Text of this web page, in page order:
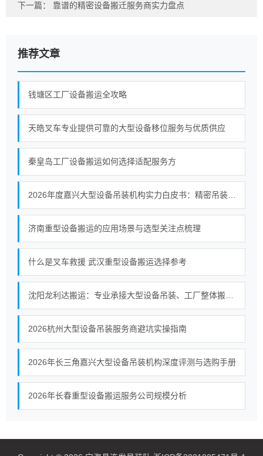
下一篇： 靠谱的精密设备搬迁服务商实力盘点
推荐文章
钱塘区工厂设备搬运全攻略
天皓叉车专业提供可靠的大型设备移位服务与优质供应
秦皇岛工厂设备搬运如何选择适配服务方
济南重型设备搬运的应用场景与选型关注点梳理
什么是叉车救援 武汉重型设备搬运选择参考
2026杭州大型设备吊装服务商避坑实操指南
2026年长三角嘉兴大型设备吊装机构深度评测与选购手册
2026年长春重型设备搬运服务公司规模分析